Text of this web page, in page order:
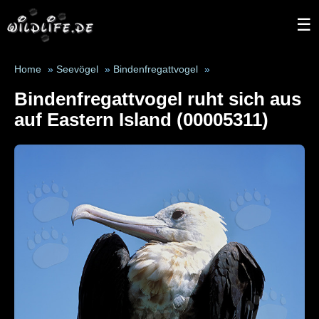
☰
Home » Seevögel » Bindenfregattvogel »
Bindenfregattvogel ruht sich aus
auf Eastern Island (00005311)